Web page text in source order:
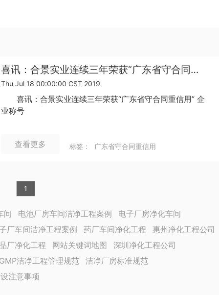
喜讯：合景实业连续三年荣获“广东省守合同重信用” 企业称号
Thu Jul 18 00:00:00 CST 2019
喜讯：合景实业连续三年荣获“广东省守合同重信用” 企
业称号
查看更多 标签： 广东省守合同重信用
1
间 电池厂房车间洁净工程案例
电子厂房净化车间
厂车间洁净工程案例
药厂车间净化工程
惠州净化工程公司
厂净化工程
网站关键词地图
深圳净化工程公司
洁净工程管理规范
洁净厂房标准规范
注意事项